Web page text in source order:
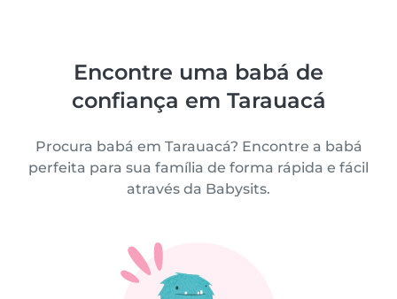
Encontre uma babá de
confiança em Tarauacá
Procura babá em Tarauacá? Encontre a babá
perfeita para sua família de forma rápida e fácil
através da Babysits.